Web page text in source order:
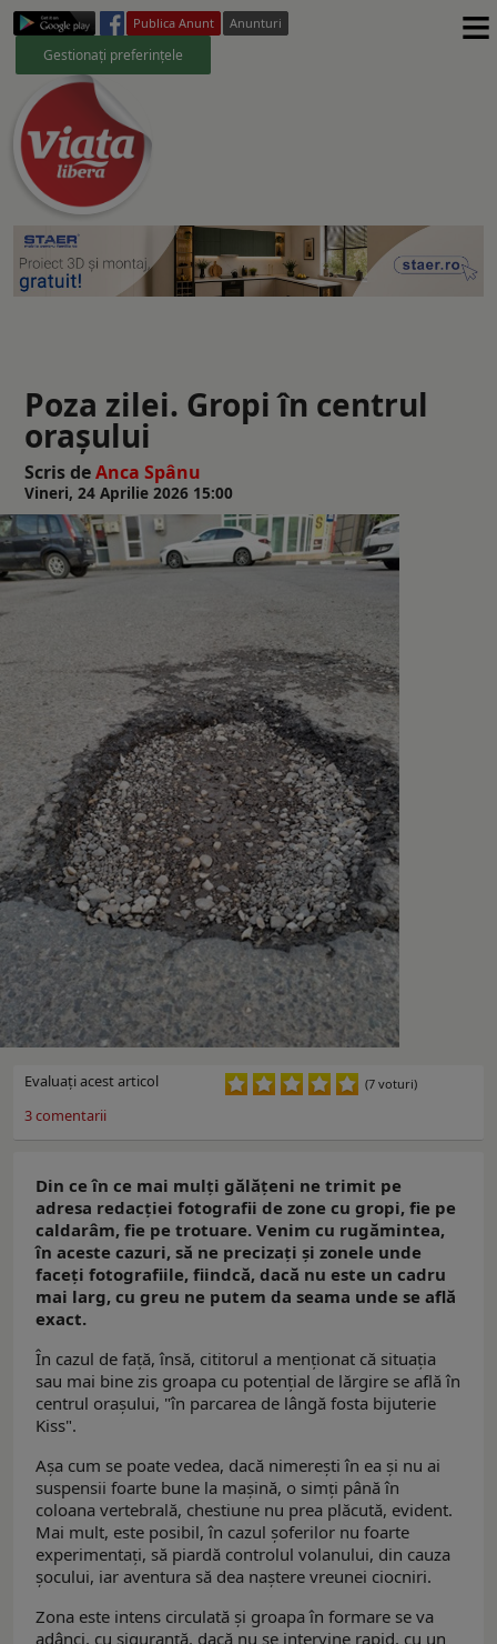
Publica Anunt Anunturi
Gestionați preferințele ≡
Poza zilei. Gropi în centrul
oraşului
Scris deAnca Spânu
Vineri, 24 Aprilie 2026 15:00
Evaluaţi acest articol (7 voturi)
3comentarii
Din ce în ce mai mulţi gălăţeni ne trimit pe
adresa redacţiei fotografii de zone cu gropi, fie pe
caldarâm, fie pe trotuare. Venim cu rugămintea,
în aceste cazuri, să ne precizaţi şi zonele unde
faceţi fotografiile, fiindcă, dacă nu este un cadru
mai larg, cu greu ne putem da seama unde se află
exact.
În cazul de faţă, însă, cititorul a menţionat că situaţia
sau mai bine zis groapa cu potenţial de lărgire se află în
centrul oraşului, "în parcarea de lângă fosta bijuterie
Kiss".
Aşa cum se poate vedea, dacă nimereşti în ea şi nu ai
suspensii foarte bune la maşină, o simţi până în
coloana vertebrală, chestiune nu prea plăcută, evident.
Mai mult, este posibil, în cazul şoferilor nu foarte
experimentaţi, să piardă controlul volanului, din cauza
şocului, iar aventura să dea naştere vreunei ciocniri.
Zona este intens circulată şi groapa în formare se va
adânci, cu siguranţă, dacă nu se intervine rapid, cu un